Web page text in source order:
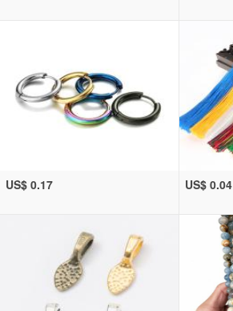
US$ 0.17 US$ 0.04